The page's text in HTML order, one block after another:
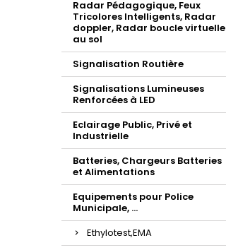
Radar Pédagogique, Feux
Tricolores Intelligents, Radar
doppler, Radar boucle virtuelle
au sol
Signalisation Routière
Signalisations Lumineuses
Renforcées à LED
Eclairage Public, Privé et
Industrielle
Batteries, Chargeurs Batteries
et Alimentations
Equipements pour Police
Municipale, ...
Ethylotest,EMA